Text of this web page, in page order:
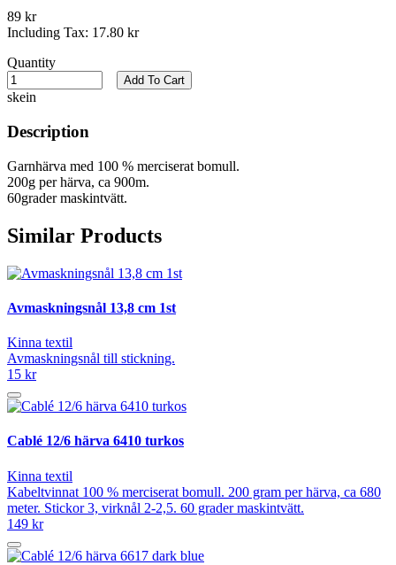
89 kr
Including Tax: 17.80 kr
Quantity
skein
Add To Cart
Description
Garnhärva med 100 % merciserat bomull.
200g per härva, ca 900m.
60grader maskintvätt.
Similar Products
Avmaskningsnål 13,8 cm 1st
Kinna textil
Avmaskningsnål till stickning.
15 kr
Cablé 12/6 härva 6410 turkos
Kinna textil
Kabeltvinnat 100 % merciserat bomull. 200 gram per härva, ca 680
meter. Stickor 3, virknål 2-2,5. 60 grader maskintvätt.
149 kr